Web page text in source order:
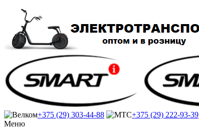
+375 (29) 303-44-88
+375 (29) 222-93-39
Меню